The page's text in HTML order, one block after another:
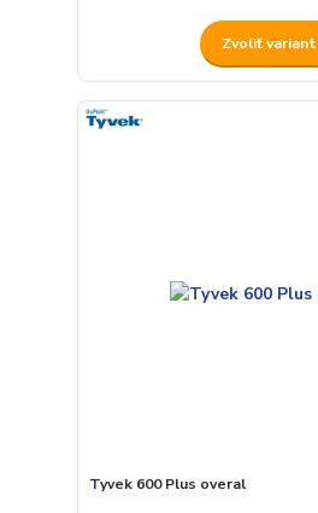
Zvoliť variant
Tyvek 600 Plus overal